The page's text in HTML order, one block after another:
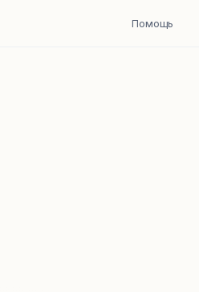
Помощь